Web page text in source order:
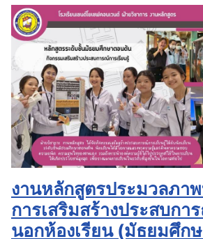
งานหลักสูตรประมวลภา
การเสริมสร้างประสบกา
นอกห้องเรียน (มัธยมศึก